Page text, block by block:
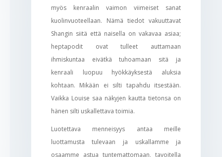
myös kenraalin vaimon viimeiset sanat
kuolinvuoteellaan. Nämä tiedot vakuuttavat
Shangin siitä että naisella on vakavaa asiaa;
heptapodit ovat tulleet auttamaan
ihmiskuntaa eivätkä tuhoamaan sitä ja
kenraali luopuu hyökkäyksestä aluksia
kohtaan. Mikään ei silti tapahdu itsestään.
Vaikka Louise saa näkyjen kautta tietonsa on
hänen silti uskallettava toimia.
Luotettava menneisyys antaa meille
luottamusta tulevaan ja uskallamme ja
osaamme astua tuntemattomaan, tavoitella